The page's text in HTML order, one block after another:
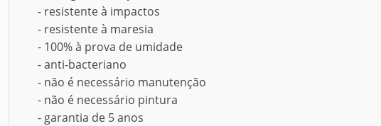
- resistente à impactos
- resistente à maresia
- 100% à prova de umidade
- anti-bacteriano
- não é necessário manutenção
- não é necessário pintura
- garantia de 5 anos